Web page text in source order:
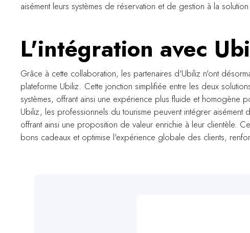
aisément leurs systèmes de réservation et de gestion à la
L'intégration avec
Grâce à cette collaboration, les partenaires d'Ubiliz n'ont
plateforme Ubiliz. Cette jonction simplifiée entre les deux
systèmes, offrant ainsi une expérience plus fluide et homogène
Ubiliz, les professionnels du tourisme peuvent intégrer
offrant ainsi une proposition de valeur enrichie à leur clientèle.
bons cadeaux et optimise l'expérience globale des clients,